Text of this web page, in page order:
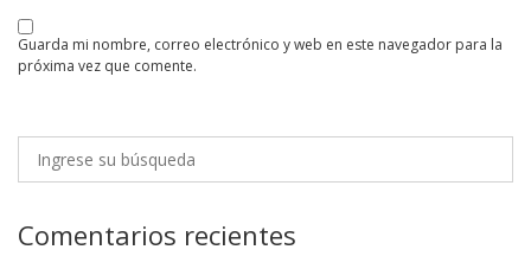
guarda mi nombre, correo electrónico y web en este navegador para la
próxima vez que comente.
Comentarios recientes